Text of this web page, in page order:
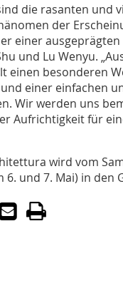
die rasanten und
der
einer
und Lu Wenyu.
einen besonderen
einer einfachen
Wir werden uns
Aufrichtigkeit für
wird vom
6. und 7. Mai) in